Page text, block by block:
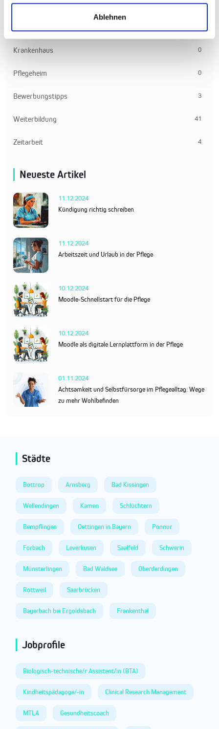
Ablehnen
Intensivpflege 0
Krankenhaus 0
Pflegeheim 0
Bewerbungstipps 3
Weiterbildung 41
Zeitarbeit 4
Neueste Artikel
11.12.2024
Kündigung richtig schreiben
11.12.2024
Arbeitszeit und Urlaub in der Pflege
10.12.2024
Moodle-Schnellstart für die Pflege
10.12.2024
Moodle als digitale Lernplattform in der Pflege
01.11.2024
Achtsamkeit und Selbstfürsorge im Pflegealltag: Wege
zu mehr Wohlbefinden
Städte
Bottrop Arnsberg Bad Kissingen
Wellendingen Kamen Schlüchtern
Bempflingen Oettingen in Bayern Ponnur
Forbach Leverkusen Saalfeld Schwerin
Münsterlingen Bad Waldsee Oberderdingen
Rottweil Saarbrücken
Bayerbach bei Ergoldsbach Frankenthal
Jobprofile
Biologisch-technische/r Assistent/in (BTA)
Kindheitspädagoge/-in Clinical Research Management
MTLA Gesundheitscoach